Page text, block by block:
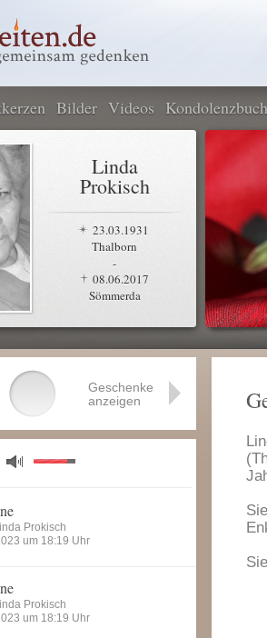
Bilder Videos Kondolenzbuch
Linda
Prokisch
23.03.1931
Thalborn
-
08.06.2017
Sömmerda
Geschenke
anzeigen
Prokisch
um 18:19 Uhr
Prokisch
um 18:19 Uhr